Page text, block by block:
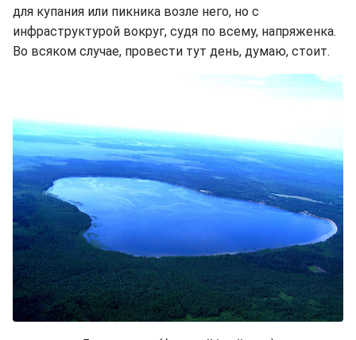
для купания или пикника возле него, но с
инфраструктурой вокруг, судя по всему, напряженка.
Во всяком случае, провести тут день, думаю, стоит.